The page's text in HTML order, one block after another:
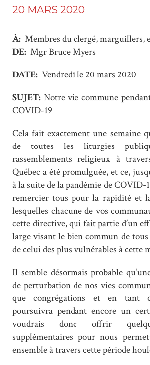
20 MARS 2020
À: Membres du clergé, marguillers,
DE: Mgr Bruce Myers
DATE: Vendredi le 20 mars 2020
SUJET: Notre vie commune
COVID-19
Cela fait exactement une semaine
de toutes les liturgies
rassemblements religieux à
Québec a été promulguée, et ce,
à la suite de la pandémie de COVID-
remercier tous pour la rapidité et
lesquelles chacune de vos
cette directive, qui fait partie d’un
large visant le bien commun de
de celui des plus vulnérables à cette
Il semble désormais probable
de perturbation de nos vies
que congrégations et en tant
poursuivra pendant encore un
voudrais donc offrir
supplémentaires pour nous
ensemble à travers cette période